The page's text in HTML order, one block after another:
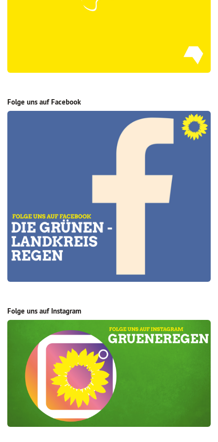
Folge uns auf Facebook
Folge uns auf Instagram